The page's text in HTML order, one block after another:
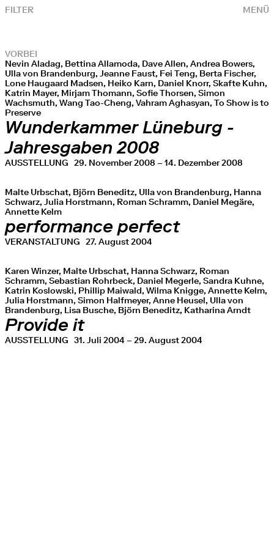
MENÜ
FILTER
VORBEI
Nevin Aladag, Bettina Allamoda, Dave Allen, Andrea Bowers,
Ulla von Brandenburg, Jeanne Faust, Fei Teng, Berta Fischer,
Lone Haugaard Madsen, Heiko Karn, Daniel Knorr, Skafte Kuhn,
Katrin Mayer, Mirjam Thomann, Sofie Thorsen, Simon
Wachsmuth, Wang Tao-Cheng, Vahram Aghasyan, To Show is to
Preserve
Wunderkammer Lüneburg -
Jahresgaben 2008
AUSSTELLUNG 29. November 2008 – 14. Dezember 2008
Malte Urbschat, Björn Beneditz, Ulla von Brandenburg, Hanna
Schwarz, Julia Horstmann, Roman Schramm, Daniel Megäre,
Annette Kelm
performance perfect
VERANSTALTUNG 27. August 2004
Karen Winzer, Malte Urbschat, Hanna Schwarz, Roman
Schramm, Sebastian Rohrbeck, Daniel Megerle, Sandra Kuhne,
Katrin Koslowski, Phillip Maiwald, Wilma Knigge, Annette Kelm,
Julia Horstmann, Simon Halfmeyer, Anne Heusel, Ulla von
Brandenburg, Lisa Busche, Björn Beneditz, Katharina Arndt
Provide it
AUSSTELLUNG 31. Juli 2004 – 29. August 2004